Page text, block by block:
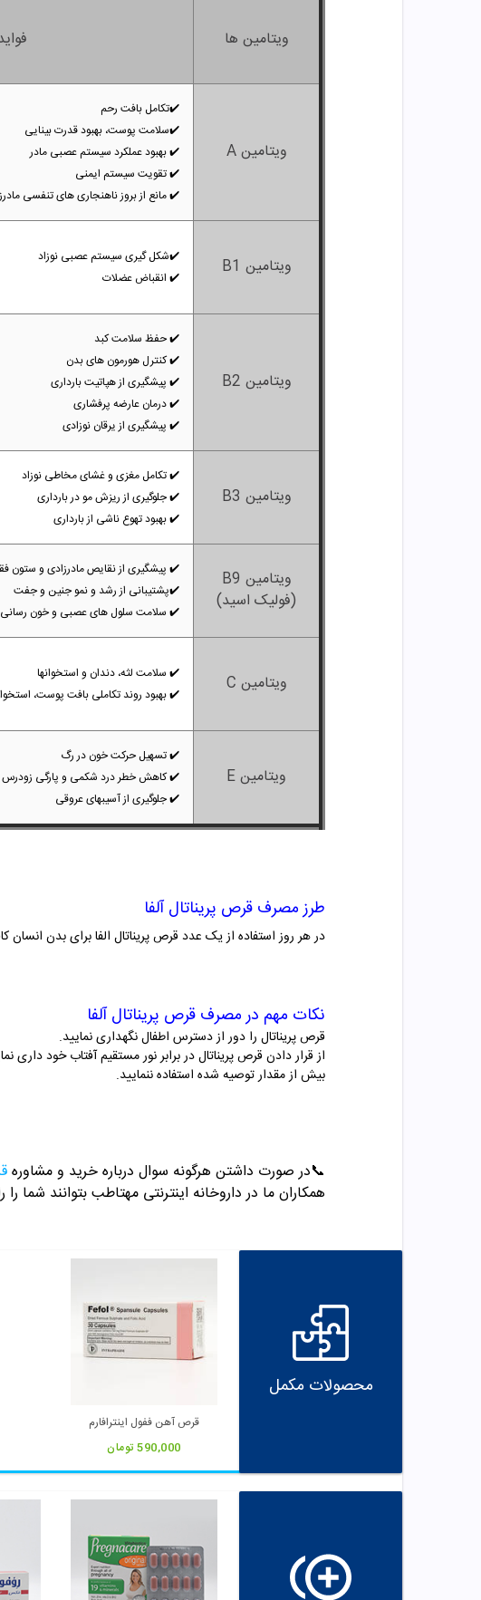
ویتامین ها
ویتامین A
✔️تکامل بافت رحم
✔️سلامت پوست، بهبود قدرت بینایی
✔️بهبود عملکرد سیستم عصبی مادر
✔️تقویت سیستم ایمنی
✔️مانع از بروز ناهنجاری های تنفسی
ویتامین B1 ✔️شکل گیری سیستم عصبی نوزاد
✔️ انقباض عضلات
ویتامین B2
✔️حفظ سلامت کبد
✔️کنترل هورمون های بدن
✔️ پیشگیری از هپاتیت بارداری
✔️درمان عارضه پرفشاری
✔️ پیشگیری ازیرقان نوزادی
ویتامین B3
✔️تکامل مغزی و غشای مخاطی نوزاد
✔️جلوگیری از ریزش مو در بارداری
✔️بهبود تهوع ناشی از بارداری
ویتامین B9
(فولیک اسید)
✔️ پیشگیری از نقایص مادرزادی و ستون
✔️پشتیبانی از رشد و نمو جنین و جفت
✔️ سلامت سلول های عصبی و خون رسانی
ویتامین C ✔️ سلامت لثه، دندان و استخوانها
✔️بهبود روند تکاملی بافت پوست،
ویتامین E
✔️تسهیل حرکت خون در رگ
✔️کاهش خطر درد شکمی و پارگی زودرس
✔️جلوگیری از آسیبهای عروقی
طرز مصرف قرص پریناتال آلفا
در هر روز استفاده از یک عدد قرص پریناتال الفا برای بدن
نکات مهم در مصرف قرص پریناتال آلفا
قرص پریناتال را دور از دسترس اطفال نگهداری نمایید.
از قرار دادن قرص پریناتال در برابر نور مستقیم آفتاب خود داری
بیش از مقدار توصیه شده استفاده ننمایید.
📞در صورت داشتن هرگونه سوال درباره خرید و مشاوره
همکاران ما در داروخانه اینترنتی مهتاطب بتوانند شما را
محصولات مکمل
قرص آهن ففول اینترافارم
590,000 تومان